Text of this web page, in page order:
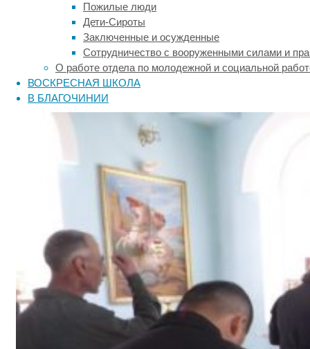
Пожилые люди
Дети-Сироты
Заключенные и осужденные
Сотрудничество с вооруженными силами и
О работе отдела по молодежной и социальной
ВОСКРЕСНАЯ ШКОЛА
В БЛАГОЧИНИИ
Благотворители украсили
лампадами часовню для
заключенных ИК-33